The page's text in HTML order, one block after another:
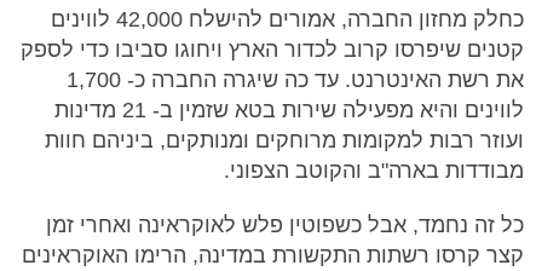
כחלק מחזון החברה, אמורים להישלח 42,000 לווינים
קטנים שיפרסו קרוב לכדור הארץ ויחוגו סביבו כדי לספק
את רשת האינטרנט. עד כה שיגרה החברה כ- 1,700
לווינים והיא מפעילה שירות בטא שזמין ב- 21 מדינות
ועוזר רבות למקומות מרוחקים ומנותקים, ביניהם חוות
מבודדות בארה"ב והקוטב הצפוני.
כל זה נחמד, אבל כשפוטין פלש לאוקראינה ואחרי זמן
קצר קרסו רשתות התקשורת במדינה, הרימו האוקראינים